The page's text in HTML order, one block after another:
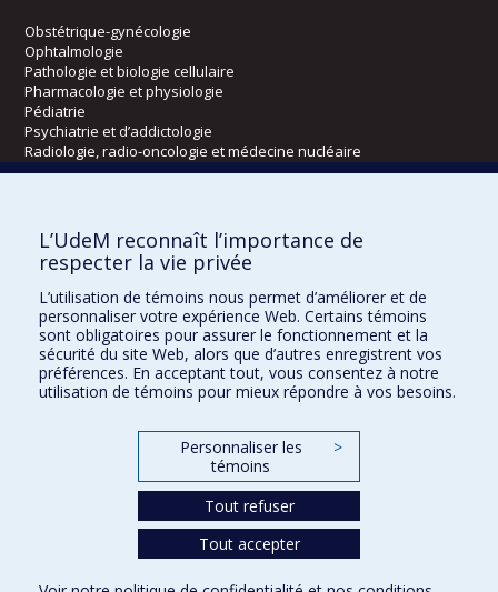
Obstétrique-gynécologie
Ophtalmologie
Pathologie et biologie cellulaire
Pharmacologie et physiologie
Pédiatrie
Psychiatrie et d’addictologie
Radiologie, radio-oncologie et médecine nucléaire
Kinésiologie et des sciences de l’activité physique
Orthophonie et audiologie
Réadaptation
Directions
DPC
CPASS
L’UdeM reconnaît l’importance de
respecter la vie privée
L’utilisation de témoins nous permet d’améliorer et de
personnaliser votre expérience Web. Certains témoins
sont obligatoires pour assurer le fonctionnement et la
sécurité du site Web, alors que d’autres enregistrent vos
préférences. En acceptant tout, vous consentez à notre
utilisation de témoins pour mieux répondre à vos besoins.
Personnaliser les
témoins
>
Tout refuser
Tout accepter